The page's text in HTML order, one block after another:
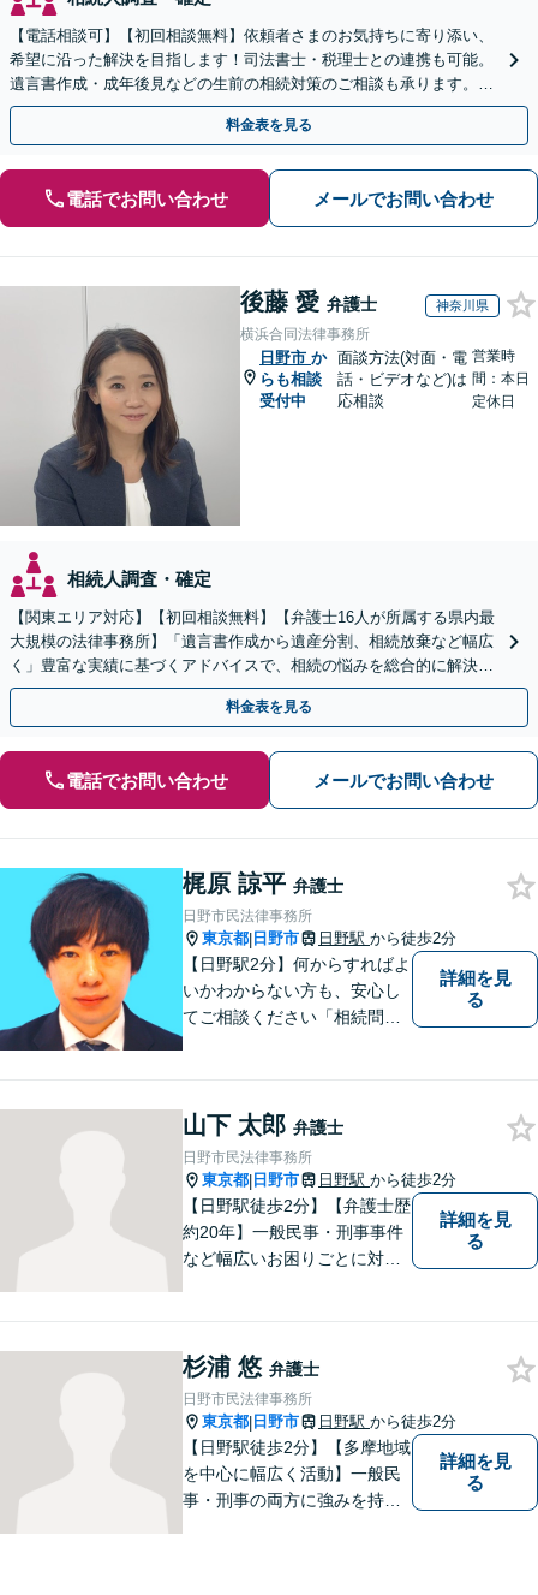
【電話相談可】【初回相談無料】依頼者さまのお気持ちに寄り添い、
希望に沿った解決を目指します！司法書士・税理士との連携も可能。
遺言書作成・成年後見などの生前の相続対策のご相談も承ります。
【夜間／休日の相談可能】
料金表を見る
電話でお問い合わせ メールでお問い合わせ
後藤 愛 弁護士 神奈川県
横浜合同法律事務所
日野市 か
らも相談
受付中
面談方法(対面・電
話・ビデオなど)は
応相談
営業時
間：本日
定休日
相続人調査・確定
【関東エリア対応】【初回相談無料】【弁護士16人が所属する県内最
大規模の法律事務所】「遺言書作成から遺産分割、相続放棄など幅広
く」豊富な実績に基づくアドバイスで、相続の悩みを総合的に解決へ
導く「相続登記義務化に対応」【WEB面談対応】
料金表を見る
電話でお問い合わせ メールでお問い合わせ
梶原 諒平 弁護士
日野市民法律事務所
東京都| 日野市 日野駅 から徒歩2分
【日野駅2分】何からすればよ
いかわからない方も、安心し
てご相談ください「相続問
ト：誹謗中傷の削除、発信者
情報開示請求、名誉毀損によ
る損害賠償、企業や飲食店の
風評被害対策など」
詳細を見
る
山下 太郎 弁護士
日野市民法律事務所
東京都| 日野市 日野駅 から徒歩2分
【日野駅徒歩2分】【弁護士歴
約20年】一般民事・刑事事件
など幅広いお困りごとに対応
とつの問題に真剣に向き合
い、最善の解決を目指しま
す。
詳細を見
る
杉浦 悠 弁護士
日野市民法律事務所
東京都| 日野市 日野駅 から徒歩2分
【日野駅徒歩2分】【多摩地域
を中心に幅広く活動】一般民
事・刑事の両方に強みを持つ
詳細を見
る